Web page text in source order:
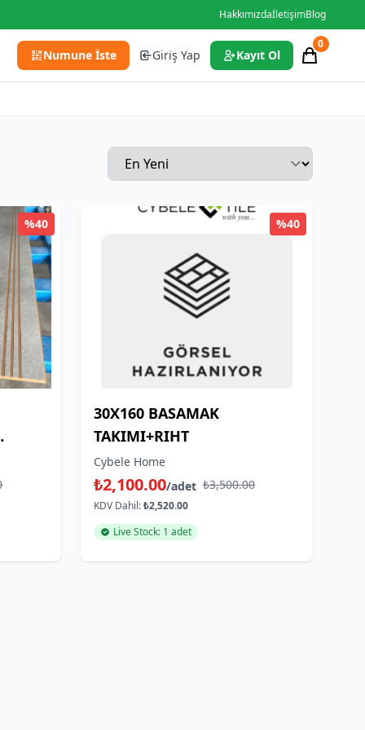
HakkımızdaİletişimBlog
Numune İste Giriş Yap Kayıt Ol
0
%40 %40
30X160 BASAMAK
TAKIMI+RIHT
Cybele Home
₺2,100.00/adet ₺3,500.00
KDV Dahil:₺2,520.00
Live Stock: 1 adet